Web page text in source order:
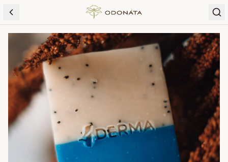
Skip to content